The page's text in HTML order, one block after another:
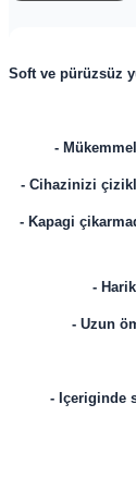
Soft ve pürüzsüz
-
- Cihazinizi
- Kapagi
-
- Uzun
- Içeriginde